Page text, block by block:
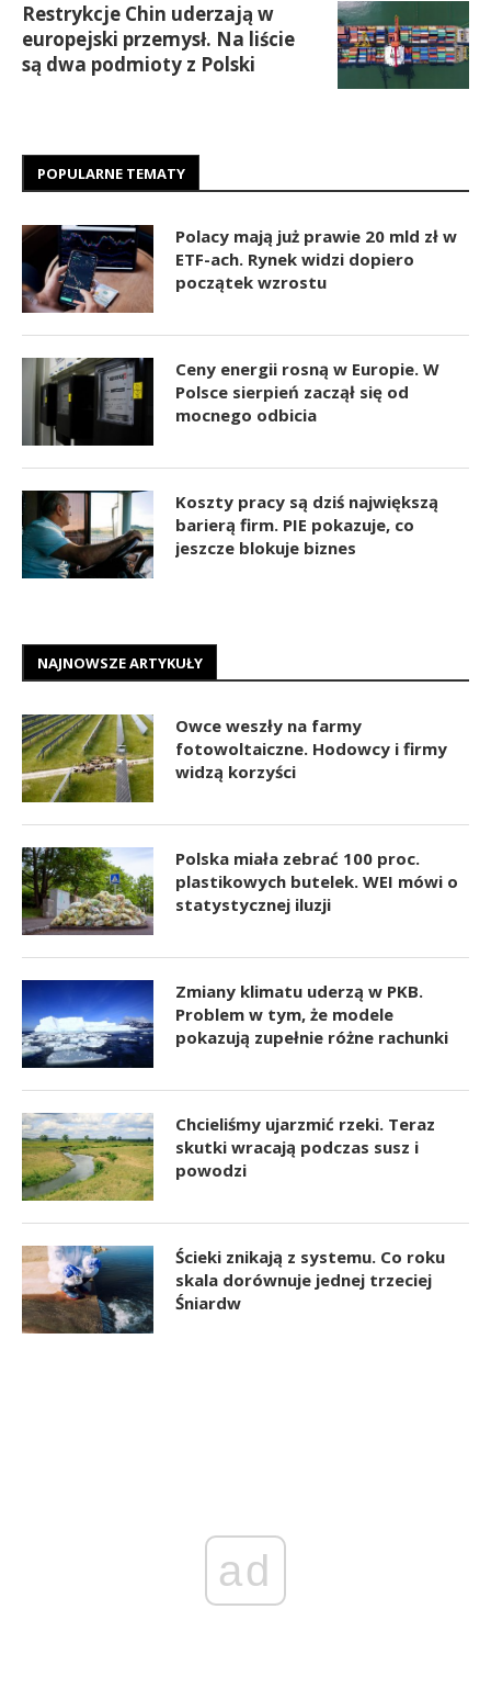
Restrykcje Chin uderzają w
europejski przemysł. Na liście
są dwa podmioty z Polski
POPULARNE TEMATY
Polacy mają już prawie 20 mld zł w
ETF-ach. Rynek widzi dopiero
początek wzrostu
Ceny energii rosną w Europie. W
Polsce sierpień zaczął się od
mocnego odbicia
Koszty pracy są dziś największą
barierą firm. PIE pokazuje, co
jeszcze blokuje biznes
NAJNOWSZE ARTYKUŁY
Owce weszły na farmy
fotowoltaiczne. Hodowcy i firmy
widzą korzyści
Polska miała zebrać 100 proc.
plastikowych butelek. WEI mówi o
statystycznej iluzji
Zmiany klimatu uderzą w PKB.
Problem w tym, że modele
pokazują zupełnie różne rachunki
Chcieliśmy ujarzmić rzeki. Teraz
skutki wracają podczas susz i
powodzi
Ścieki znikają z systemu. Co roku
skala dorównuje jednej trzeciej
Śniardw
ad